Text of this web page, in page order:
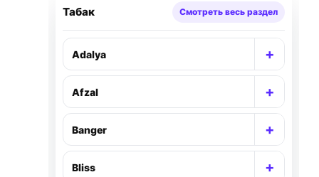
Табак Смотреть весь раздел
Adalya +
Afzal +
Banger +
Bliss +